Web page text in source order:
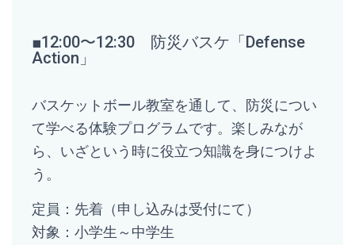
■12:00〜12:30 防災バスケ「Defense
Action」
バスケットボール教室を通して、防災につい
て学べる体験プログラムです。楽しみなが
ら、いざという時に役立つ知識を身につけよ
う。
定員：先着（申し込みは受付にて）
対象：小学生～中学生